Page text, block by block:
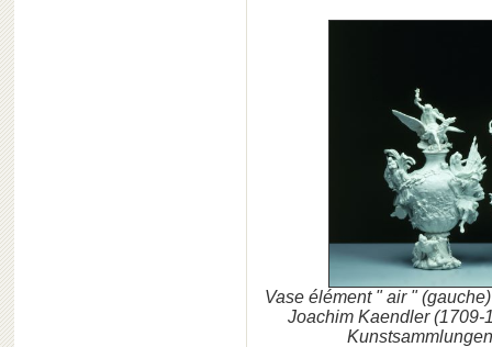
Vase élément " air "
Joachim Kaendler (1709-